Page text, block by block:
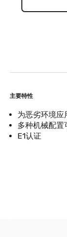
主要特性
为恶劣环境应
多种机械配置
E1认证